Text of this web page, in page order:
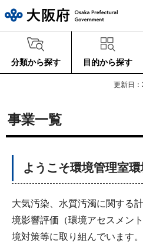
分類から探す 目的から探す
更新日
事業一覧
ようこそ環境管理室
大気汚染、水質汚濁に関する
境影響評価（環境アセスメン
境対策等に取り組んでいます。